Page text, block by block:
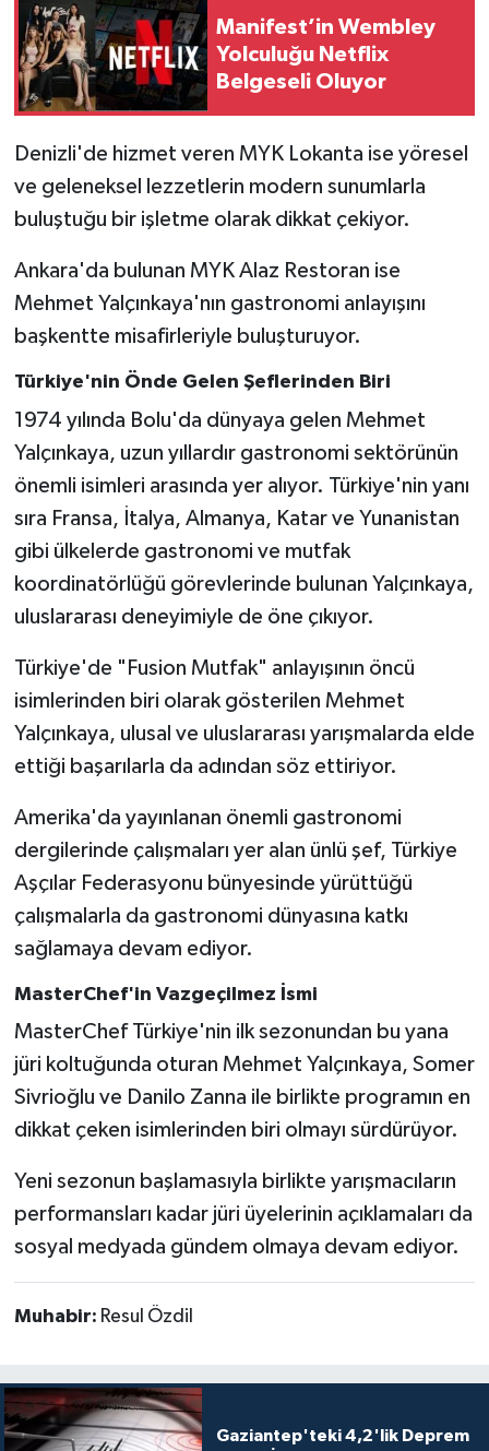
Manifest’in Wembley
Yolculuğu Netflix
Belgeseli Oluyor
Denizli'de hizmet veren MYK Lokanta ise yöresel
ve geleneksel lezzetlerin modern sunumlarla
buluştuğu bir işletme olarak dikkat çekiyor.
Ankara'da bulunan MYK Alaz Restoran ise
Mehmet Yalçınkaya'nın gastronomi anlayışını
başkentte misafirleriyle buluşturuyor.
Türkiye'nin Önde Gelen Şeflerinden Biri
1974 yılında Bolu'da dünyaya gelen Mehmet
Yalçınkaya, uzun yıllardır gastronomi sektörünün
önemli isimleri arasında yer alıyor. Türkiye'nin yanı
sıra Fransa, İtalya, Almanya, Katar ve Yunanistan
gibi ülkelerde gastronomi ve mutfak
koordinatörlüğü görevlerinde bulunan Yalçınkaya,
uluslararası deneyimiyle de öne çıkıyor.
Türkiye'de "Fusion Mutfak" anlayışının öncü
isimlerinden biri olarak gösterilen Mehmet
Yalçınkaya, ulusal ve uluslararası yarışmalarda elde
ettiği başarılarla da adından söz ettiriyor.
Amerika'da yayınlanan önemli gastronomi
dergilerinde çalışmaları yer alan ünlü şef, Türkiye
Aşçılar Federasyonu bünyesinde yürüttüğü
çalışmalarla da gastronomi dünyasına katkı
sağlamaya devam ediyor.
MasterChef'in Vazgeçilmez İsmi
MasterChef Türkiye'nin ilk sezonundan bu yana
jüri koltuğunda oturan Mehmet Yalçınkaya, Somer
Sivrioğlu ve Danilo Zanna ile birlikte programın en
dikkat çeken isimlerinden biri olmayı sürdürüyor.
Yeni sezonun başlamasıyla birlikte yarışmacıların
performansları kadar jüri üyelerinin açıklamaları da
sosyal medyada gündem olmaya devam ediyor.
Muhabir: Resul Özdil
Gaziantep'teki 4,2'lik Deprem